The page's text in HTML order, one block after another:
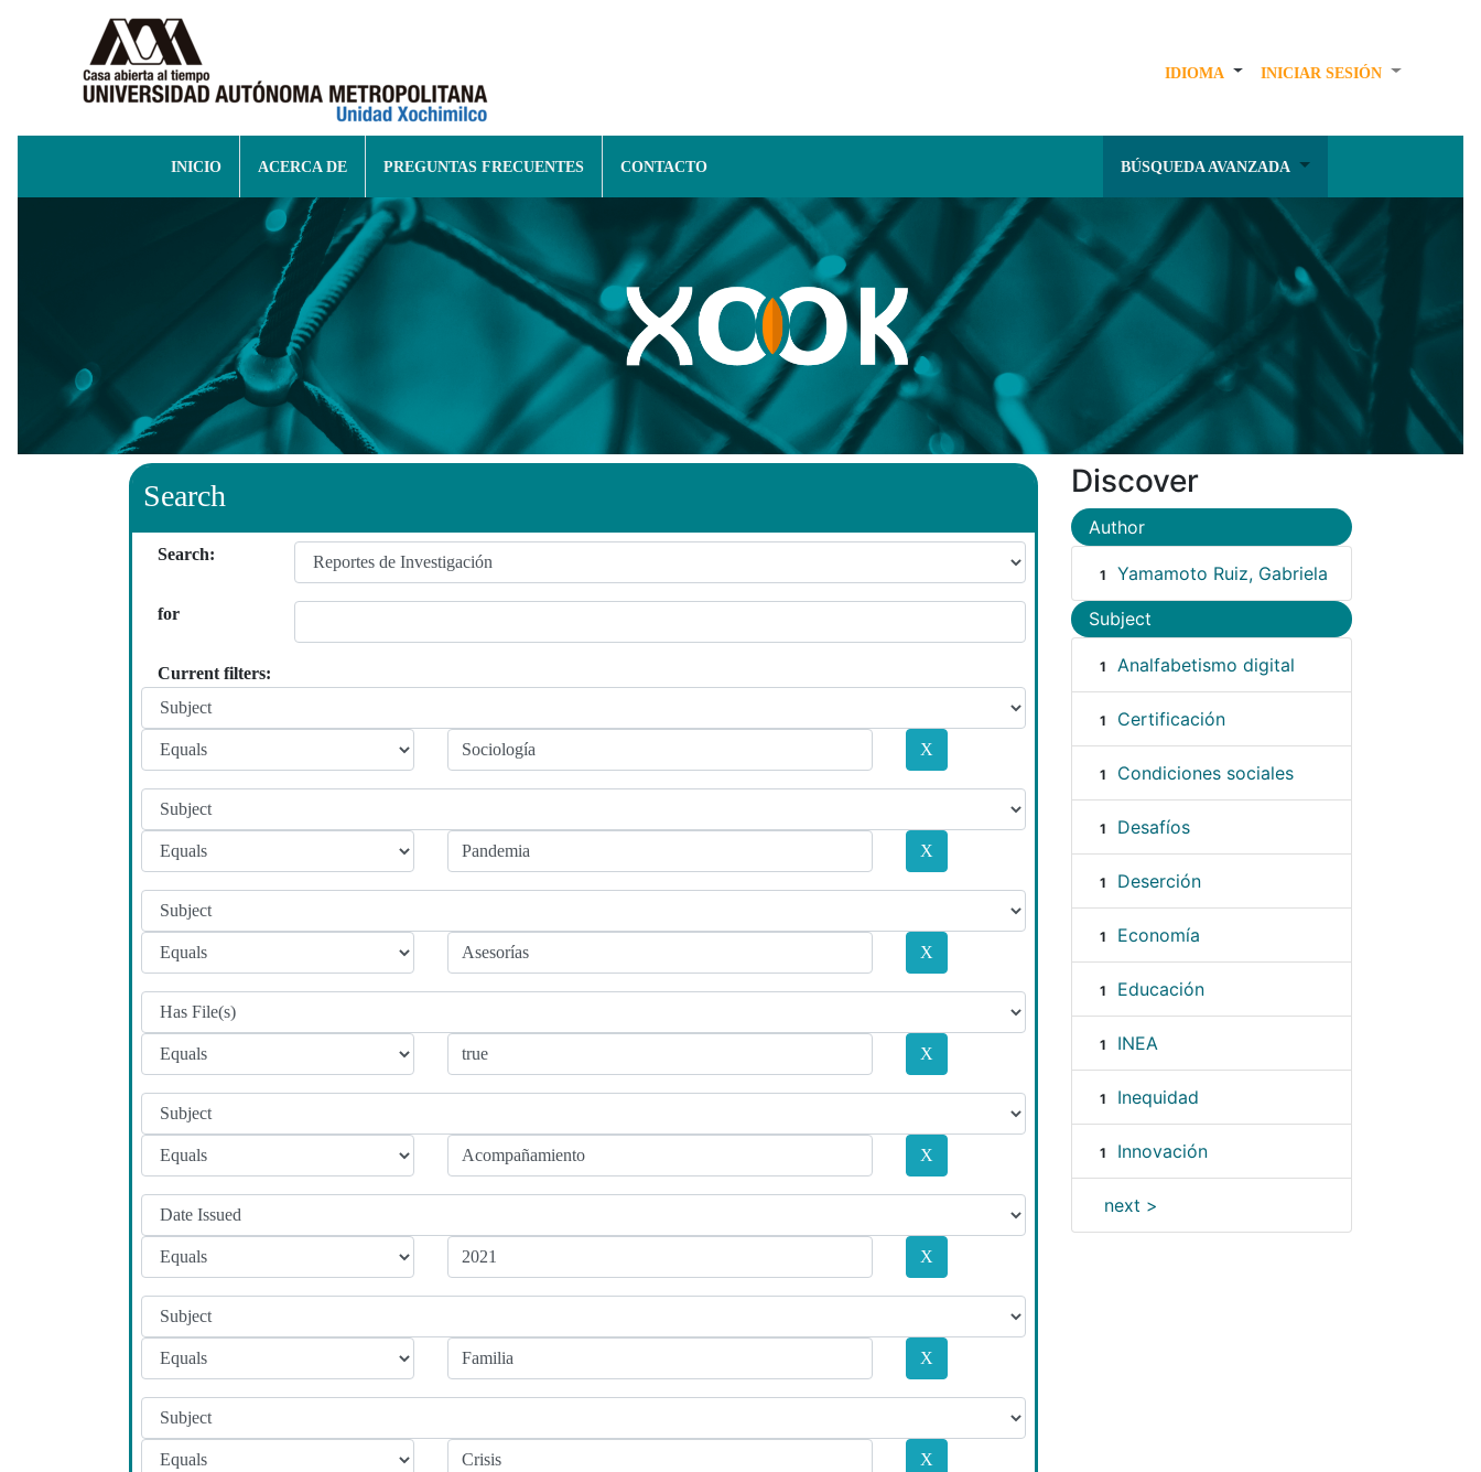
IDIOMA INICIAR SESIÓN
INICIO ACERCA DE PREGUNTAS FRECUENTES CONTACTO BÚSQUEDA AVANZADA
Search
Search:
for
Current filters:
Discover
Author
1 Yamamoto Ruiz, Gabriela
Subject
1 Analfabetismo digital
1 Certificación
1 Condiciones sociales
1 Desafíos
1 Deserción
1 Economía
1 Educación
1 INEA
1 Inequidad
1 Innovación
next >